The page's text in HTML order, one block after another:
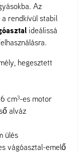
Az
a rendkívül stabil
ideálissá
hegesztett
cm³-es motor
alváz
ülés
vágóasztal-emelő